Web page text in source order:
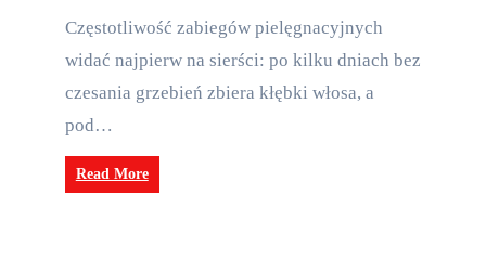
Częstotliwość zabiegów pielęgnacyjnych
widać najpierw na sierści: po kilku dniach bez
czesania grzebień zbiera kłębki włosa, a
pod…
Read More